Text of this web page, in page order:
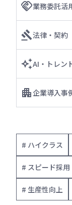
業務委託活
法律・契約
AI・トレン
企業導入事
# ハイクラス
# スピード採用
# 生産性向上